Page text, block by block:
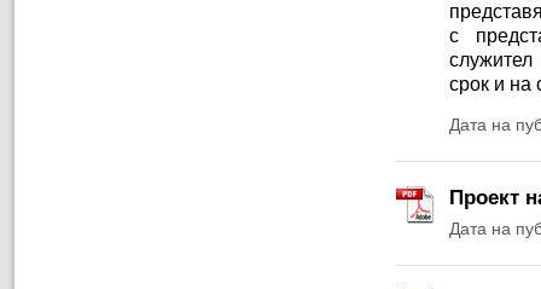
с
срок и
Дата на
Проект
Дата на